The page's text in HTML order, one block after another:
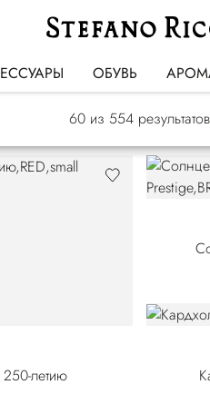
ОБУВЬ
АКСЕССУАРЫ
60 из 554 результатов
летию